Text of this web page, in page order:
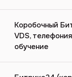
Коробочный
VDS,
обучение